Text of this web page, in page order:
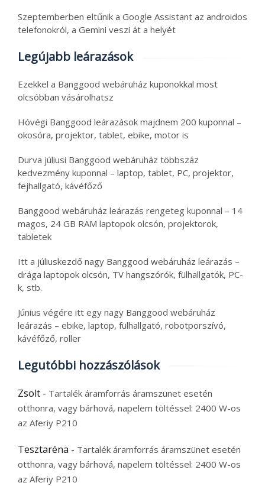
Szeptemberben eltűnik a Google Assistant az androidos
telefonokról, a Gemini veszi át a helyét
Legújabb leárazások
Ezekkel a Banggood webáruház kuponokkal most
olcsóbban vásárolhatsz
Hóvégi Banggood leárazások majdnem 200 kuponnal –
okosóra, projektor, tablet, ebike, motor is
Durva júliusi Banggood webáruház többszáz
kedvezmény kuponnal – laptop, tablet, PC, projektor,
fejhallgató, kávéfőző
Banggood webáruház leárazás rengeteg kuponnal – 14
magos, 24 GB RAM laptopok olcsón, projektorok,
tabletek
Itt a júliuskezdő nagy Banggood webáruház leárazás –
drága laptopok olcsón, TV hangszórók, fülhallgatók, PC-
k, stb.
Június végére itt egy nagy Banggood webáruház
leárazás – ebike, laptop, fülhallgató, robotporszívó,
kávéfőző, roller
Legutóbbi hozzászólások
Zsolt - Tartalék áramforrás áramszünet esetén
otthonra, vagy bárhová, napelem töltéssel: 2400 W-os
az Aferiy P210
Tesztaréna - Tartalék áramforrás áramszünet esetén
otthonra, vagy bárhová, napelem töltéssel: 2400 W-os
az Aferiy P210